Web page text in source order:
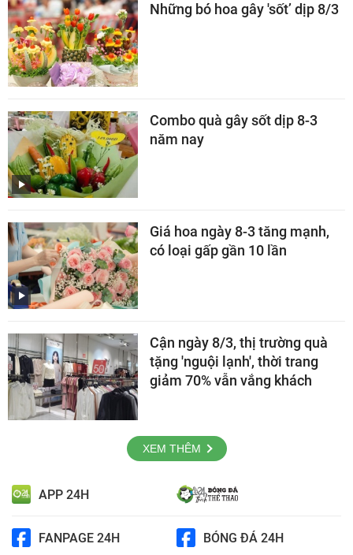
Những bó hoa gây 'sốt’ dịp 8/3
Combo quà gây sốt dịp 8-3
năm nay
Giá hoa ngày 8-3 tăng mạnh,
có loại gấp gần 10 lần
Cận ngày 8/3, thị trường quà
tặng 'nguội lạnh', thời trang
giảm 70% vẫn vắng khách
XEM THÊM
APP 24H
FANPAGE 24H BÓNG ĐÁ 24H